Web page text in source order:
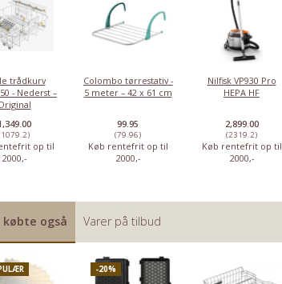
trådkurv
- Nederst –
op til
2000,-
Colombo tørrestativ -
5 meter – 42 x 61 cm
99.95
(79.96)
Køb rentefrit op til
2000,-
Nilfisk VP930 Pro
HEPA HF
2,899.00
(2319.2)
Køb rentefrit op til
2000,-
købte også Varer på tilbud
-20%